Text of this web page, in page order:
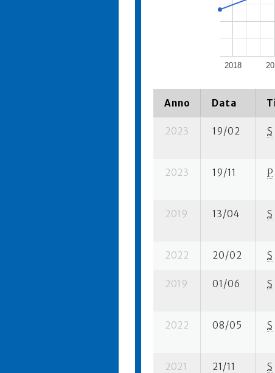
2018
Anno Data
2023 19/02 S
2023 19/11 P
2019 13/04 S
2022 20/02 S
2019 01/06 S
2022 08/05 S
2021 21/11 S